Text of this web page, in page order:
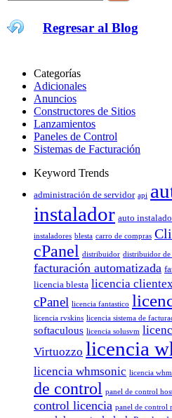
Regresar al Blog
Categorías
Adicionales
Anuncios
Constructores de Sitios
Lanzamientos
Paneles de Control
Sistemas de Facturación
Keyword Trends
administración de servidor api
instalador auto
instaladores blesta carro de compras
cPanel distribuidor distribuidor de
facturación automatizada
licencia blesta licencia
cPanel licencia fantastico
licencia rvskins licencia sistema de
softaculous licencia solusvm
Virtuozzo licencia
licencia whmsonic licencia
de control panel de control
control licencia panel de control